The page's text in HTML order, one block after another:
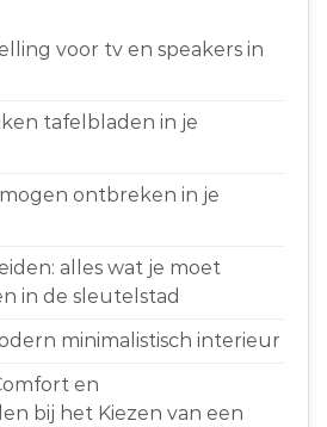
voor tv en speakers in
tafelbladen in je
ontbreken in je
alles wat je moet
in de sleutelstad
minimalistisch interieur
en
bij het Kiezen van een